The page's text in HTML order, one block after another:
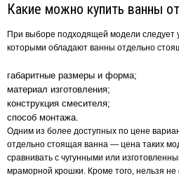
Какие можно купить ванны
При выборе подходящей модели следует
которыми обладают ванны отдельно
габаритные размеры и форма;
материал изготовления;
конструкция смесителя;
способ монтажа.
Одним из более доступных по цене
отдельно стоящая ванна — цена таких
сравнивать с чугунными или
мраморной крошки. Кроме того, нельзя не